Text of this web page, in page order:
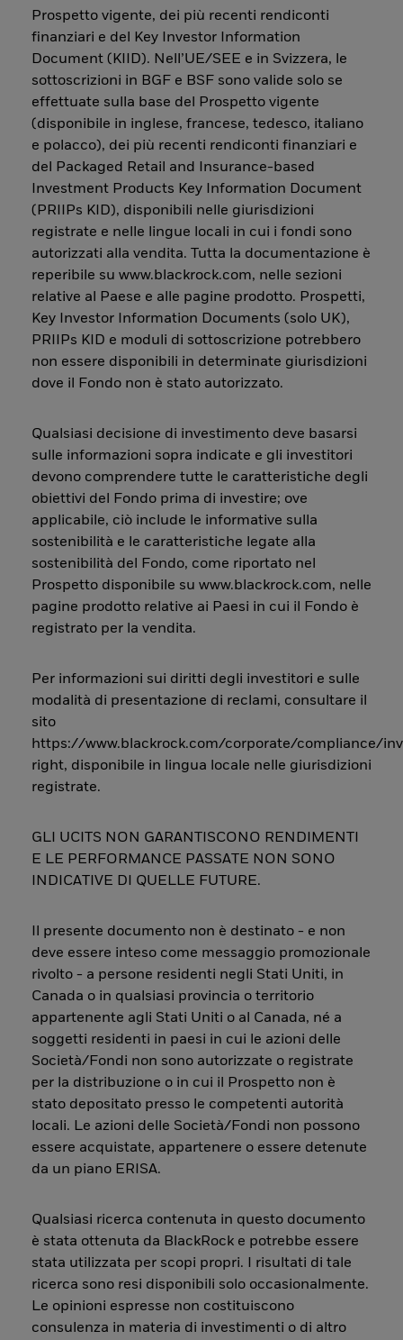
Prospetto vigente, dei più recenti rendiconti
finanziari e del Key Investor Information
Document (KIID). Nell’UE/SEE e in Svizzera, le
sottoscrizioni in BGF e BSF sono valide solo se
effettuate sulla base del Prospetto vigente
(disponibile in inglese, francese, tedesco, italiano
e polacco), dei più recenti rendiconti finanziari e
del Packaged Retail and Insurance-based
Investment Products Key Information Document
(PRIIPs KID), disponibili nelle giurisdizioni
registrate e nelle lingue locali in cui i fondi sono
autorizzati alla vendita. Tutta la documentazione è
reperibile su www.blackrock.com, nelle sezioni
relative al Paese e alle pagine prodotto. Prospetti,
Key Investor Information Documents (solo UK),
PRIIPs KID e moduli di sottoscrizione potrebbero
non essere disponibili in determinate giurisdizioni
dove il Fondo non è stato autorizzato.
Qualsiasi decisione di investimento deve basarsi
sulle informazioni sopra indicate e gli investitori
devono comprendere tutte le caratteristiche degli
obiettivi del Fondo prima di investire; ove
applicabile, ciò include le informative sulla
sostenibilità e le caratteristiche legate alla
sostenibilità del Fondo, come riportato nel
Prospetto disponibile su www.blackrock.com, nelle
pagine prodotto relative ai Paesi in cui il Fondo è
registrato per la vendita.
Per informazioni sui diritti degli investitori e sulle
modalità di presentazione di reclami, consultare il
sito
https://www.blackrock.com/corporate/compliance/
right, disponibile in lingua locale nelle giurisdizioni
registrate.
GLI UCITS NON GARANTISCONO RENDIMENTI
E LE PERFORMANCE PASSATE NON SONO
INDICATIVE DI QUELLE FUTURE.
Il presente documento non è destinato - e non
deve essere inteso come messaggio promozionale
rivolto - a persone residenti negli Stati Uniti, in
Canada o in qualsiasi provincia o territorio
appartenente agli Stati Uniti o al Canada, né a
soggetti residenti in paesi in cui le azioni delle
Società/Fondi non sono autorizzate o registrate
per la distribuzione o in cui il Prospetto non è
stato depositato presso le competenti autorità
locali. Le azioni delle Società/Fondi non possono
essere acquistate, appartenere o essere detenute
da un piano ERISA.
Qualsiasi ricerca contenuta in questo documento
è stata ottenuta da BlackRock e potrebbe essere
stata utilizzata per scopi propri. I risultati di tale
ricerca sono resi disponibili solo occasionalmente.
Le opinioni espresse non costituiscono
consulenza in materia di investimenti o di altro